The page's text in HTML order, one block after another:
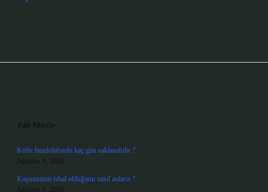
Son Yazılar
Köfte buzdolabında kaç gün saklanabilir ?
Ağustos 8, 2026
Kuşumuzun ishal olduğunu nasıl anlarız ?
Ağustos 8, 2026